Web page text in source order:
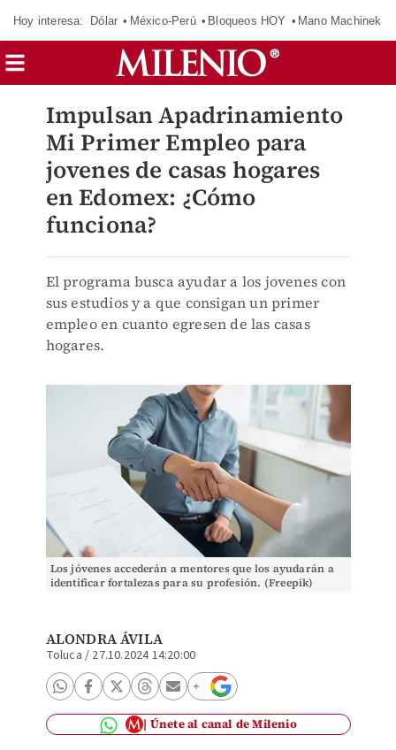
Hoy interesa: Dólar México-Perú Bloqueos HOY Mano Machinek
Impulsan Apadrinamiento
Mi Primer Empleo para
jovenes de casas hogares
en Edomex: ¿Cómo
funciona?
El programa busca ayudar a los jovenes con
sus estudios y a que consigan un primer
empleo en cuanto egresen de las casas
hogares.
Los jóvenes accederán a mentores que los ayudarán a
identificar fortalezas para su profesión. (Freepik)
ALONDRA ÁVILA
Toluca / 27.10.2024 14:20:00
Únete al canal de Milenio